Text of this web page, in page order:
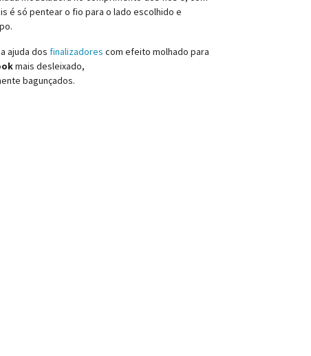
é só pentear o fio para o lado escolhido e
ajuda dos finalizadores com efeito molhado para
mais desleixado,
bagunçados.